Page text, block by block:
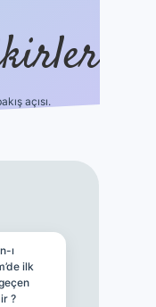
açısı.
ı
ilk
?
betci giriş